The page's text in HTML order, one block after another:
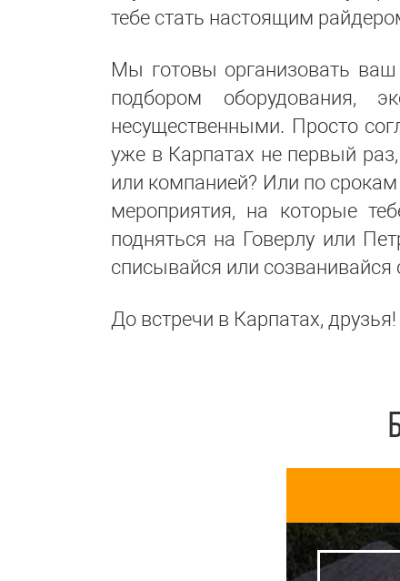
тебе стать настоящим
Мы готовы организовать
подбором оборудования,
несущественными. Просто
уже в Карпатах не первый
или компанией? Или по срокам
мероприятия, на которые
подняться на Говерлу или
списывайся или
До встречи в Карпатах, друзья!